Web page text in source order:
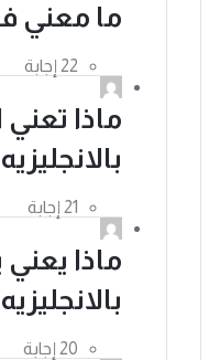
ما معني
ماذا
ماذا